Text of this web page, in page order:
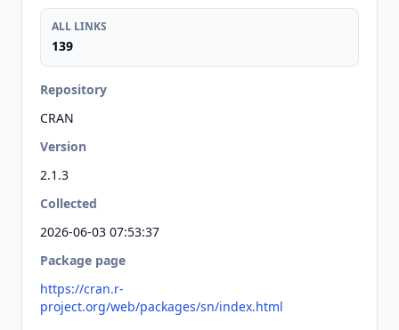
ALL LINKS
139
Repository
CRAN
Version
2.1.3
Collected
2026-06-03 07:53:37
Package page
https://cran.r-
project.org/web/packages/sn/index.html